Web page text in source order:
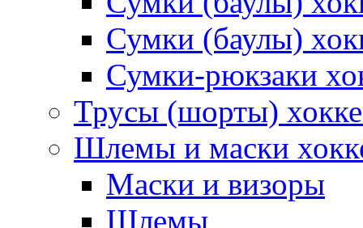
Сумки (баулы)
Сумки-рюкзаки
Трусы (шорты)
Шлемы и маски
Маски и визоры
Шлемы